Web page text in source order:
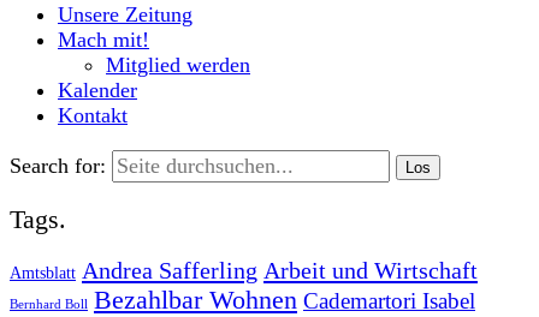
Unsere Zeitung
Mach mit!
Mitglied werden
Kalender
Kontakt
Search for:
Tags.
Amtsblatt Andrea Safferling Arbeit und Wirtschaft
Bernhard Boll Bezahlbar Wohnen Cademartori Isabel